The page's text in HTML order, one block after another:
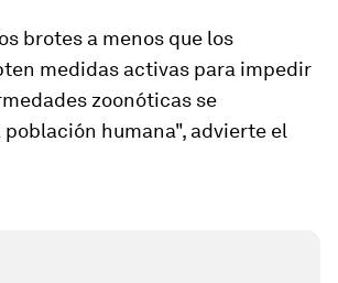
brotes a menos que los
medidas activas para impedir
zoonóticas se
humana", advierte el